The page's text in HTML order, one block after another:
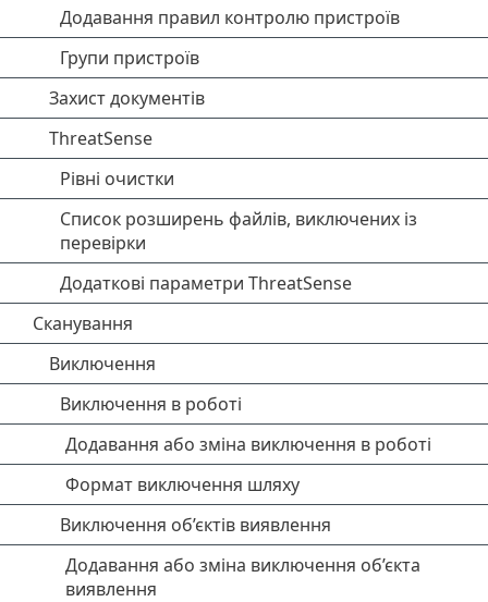
Додавання правил контролю пристроїв
Групи пристроїв
Захист документів
ThreatSense
Рівні очистки
Список розширень файлів, виключених із
перевірки
Додаткові параметри ThreatSense
Сканування
Виключення
Виключення в роботі
Додавання або зміна виключення в роботі
Формат виключення шляху
Виключення об’єктів виявлення
Додавання або зміна виключення об’єкта
виявлення